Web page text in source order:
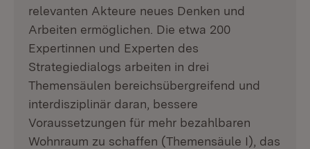
relevanten Akteure neues Denken und
Arbeiten ermöglichen. Die etwa 200
Expertinnen und Experten des
Strategiedialogs arbeiten in drei
Themensäulen bereichsübergreifend und
interdisziplinär daran, bessere
Voraussetzungen für mehr bezahlbaren
Wohnraum zu schaffen (Themensäule I), das